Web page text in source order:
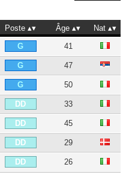
Poste Âge
Nat
G 41
G 47
G 50
DD 33
DD 45
DD 29
DD 26